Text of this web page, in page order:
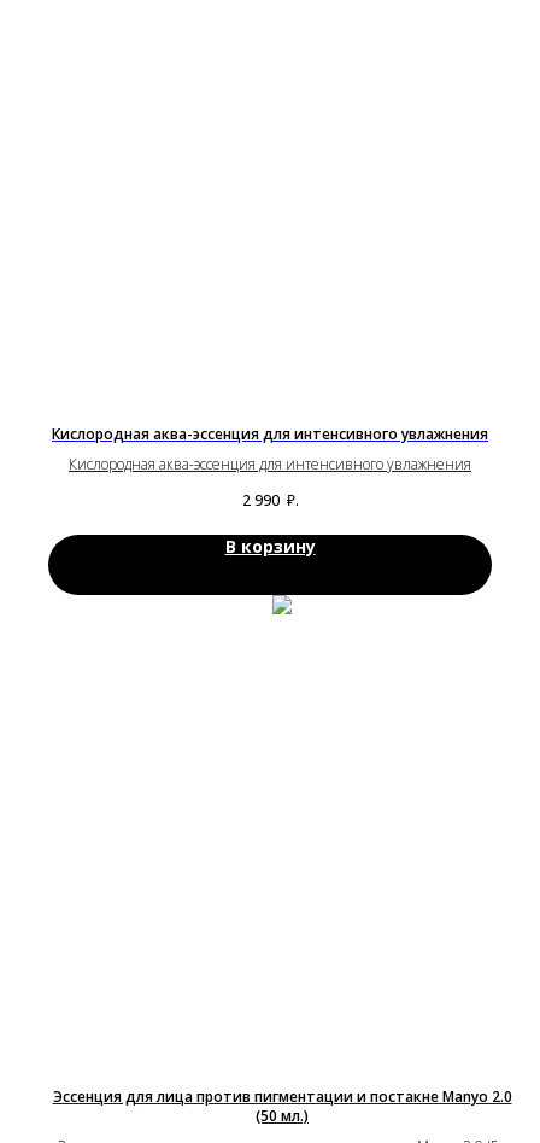
Кислородная аква-эссенция для интенсивного увлажнения
Кислородная аква-эссенция для интенсивного увлажнения
2 990 ₽.
В корзину
Эссенция для лица против пигментации и постакне Manyo 2.0
(50 мл.)